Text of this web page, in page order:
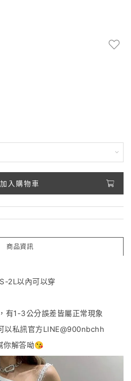
加入購物車
商品資訊
2L以內可以穿
有1-3公分誤差皆屬正常現象
以私訊官方LINE@900nbchh
你解答呦😘